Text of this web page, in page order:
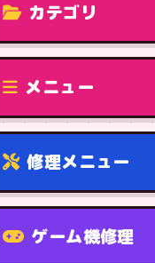
カテゴリ
修理（機種から）
メニュー
修理メニュー
機種から
ゲーム機修理